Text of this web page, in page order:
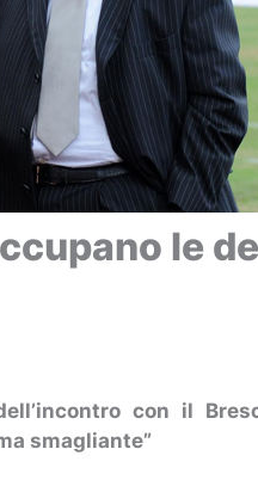
le
con il
smagliante”